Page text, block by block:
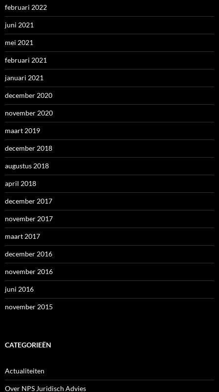
februari 2022
juni 2021
mei 2021
februari 2021
januari 2021
december 2020
november 2020
maart 2019
december 2018
augustus 2018
april 2018
december 2017
november 2017
maart 2017
december 2016
november 2016
juni 2016
november 2015
CATEGORIEËN
Actualiteiten
Over NPS Juridisch Advies